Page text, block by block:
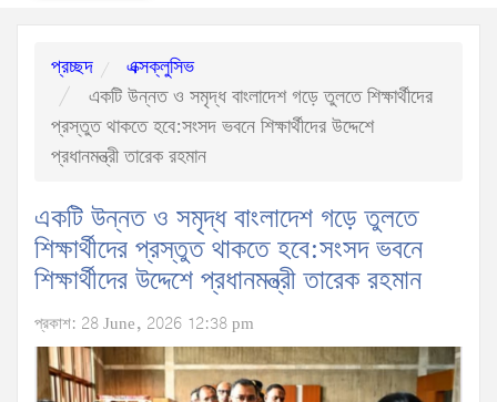
প্রচ্ছদ
এক্সক্লুসিভ
একটি উন্নত ও সমৃদ্ধ বাংলাদেশ গড়ে তুলতে শিক্ষার্থীদের
প্রস্তুত থাকতে হবে:সংসদ ভবনে শিক্ষার্থীদের উদ্দেশে
প্রধানমন্ত্রী তারেক রহমান
একটি উন্নত ও সমৃদ্ধ বাংলাদেশ গড়ে তুলতে
শিক্ষার্থীদের প্রস্তুত থাকতে হবে:সংসদ ভবনে
শিক্ষার্থীদের উদ্দেশে প্রধানমন্ত্রী তারেক রহমান
প্রকাশ: 28 June, 2026 12:38 pm